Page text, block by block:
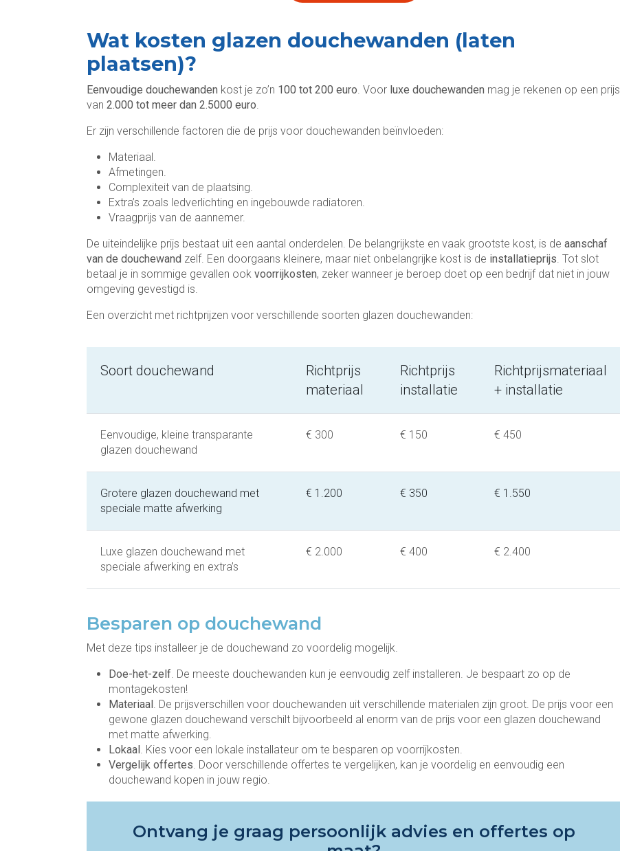
Wat kosten glazen douchewanden (laten
plaatsen)?
Eenvoudige douchewanden kost je zo’n 100 tot 200 euro. Voor luxe douchewanden mag je rekenen op een prijs
van 2.000 tot meer dan 2.5000 euro.
Er zijn verschillende factoren die de prijs voor douchewanden beïnvloeden:
Materiaal.
Afmetingen.
Complexiteit van de plaatsing.
Extra’s zoals ledverlichting en ingebouwde radiatoren.
Vraagprijs van de aannemer.
De uiteindelijke prijs bestaat uit een aantal onderdelen. De belangrijkste en vaak grootste kost, is de aanschaf
van de douchewand zelf. Een doorgaans kleinere, maar niet onbelangrijke kost is de installatieprijs. Tot slot
betaal je in sommige gevallen ook voorrijkosten, zeker wanneer je beroep doet op een bedrijf dat niet in jouw
omgeving gevestigd is.
Een overzicht met richtprijzen voor verschillende soorten glazen douchewanden:
Soort douchewand
Richtprijs
materiaal
Richtprijs
installatie
Richtprijsmateriaal
+ installatie
Eenvoudige, kleine transparante
glazen douchewand
€ 300 € 150 € 450
Grotere glazen douchewand met
speciale matte afwerking
€ 1.200 € 350 € 1.550
Luxe glazen douchewand met
speciale afwerking en extra’s
€ 2.000 € 400 € 2.400
Besparen op douchewand
Met deze tips installeer je de douchewand zo voordelig mogelijk.
Doe-het-zelf. De meeste douchewanden kun je eenvoudig zelf installeren. Je bespaart zo op de
montagekosten!
Materiaal. De prijsverschillen voor douchewanden uit verschillende materialen zijn groot. De prijs voor een
gewone glazen douchewand verschilt bijvoorbeeld al enorm van de prijs voor een glazen douchewand
met matte afwerking.
Lokaal. Kies voor een lokale installateur om te besparen op voorrijkosten.
Vergelijk offertes. Door verschillende offertes te vergelijken, kan je voordelig en eenvoudig een
douchewand kopen in jouw regio.
Ontvang je graag persoonlijk advies en offertes op